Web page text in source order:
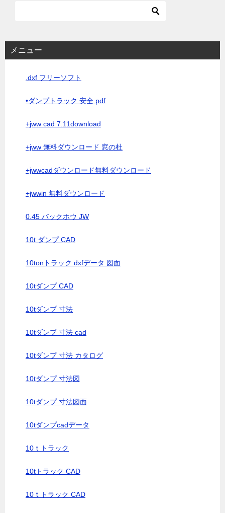
メニュー
.dxf フリーソフト
•ダンプトラック 安全 pdf
+jww cad 7.11download
+jww 無料ダウンロード 窓の杜
+jwwcadダウンロード無料ダウンロード
+jwwin 無料ダウンロード
0.45 バックホウ JW
10t ダンプ CAD
10tonトラック dxfデータ 図面
10tダンプ CAD
10tダンプ 寸法
10tダンプ 寸法 cad
10tダンプ 寸法 カタログ
10tダンプ 寸法図
10tダンプ 寸法図面
10tダンプcadデータ
10ｔトラック
10tトラック CAD
10ｔトラック CAD